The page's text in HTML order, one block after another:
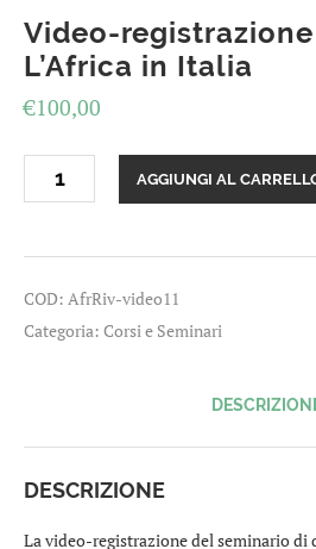
Video-
L’Africa in Italia
€100,00
registrazione
seminario
in
quantità
AGGIUNGI AL
COD: AfrRiv-video11
Categoria: Corsi e Seminari
DESCRIZIONE
La video-registrazione del seminario di